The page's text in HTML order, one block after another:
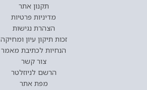
תקנון אתר
מדיניות פרטיות
הצהרת נגישות
זכות תיקון עיון ומחיקה
הנחיות לכתיבת מאמר
צור קשר
הרשם לניוזלטר
מפת אתר